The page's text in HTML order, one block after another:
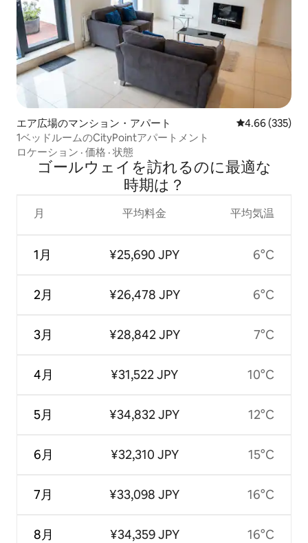
エア広場のマンション・アパート レビュー335
4.66 (335)
1ベッドルームのCityPointアパートメント
ロケーション · 価格 · 状態
ゴールウェイを訪⁠れ⁠るの⁠に最⁠適⁠な
時⁠期⁠は⁠？
月
1月
2月
3月
4月
5月
6月
7月
8月
平均料金
¥25,690 JPY
¥26,478 JPY
¥28,842 JPY
¥31,522 JPY
¥34,832 JPY
¥32,310 JPY
¥33,098 JPY
¥34,359 JPY
平均気温
6°C
6°C
7°C
10°C
12°C
15°C
16°C
16°C